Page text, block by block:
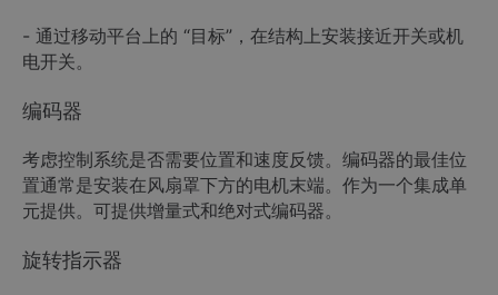
- 通过移动平台上的 “目标”，在结构上安装接近开关或机
电开关。
编码器
考虑控制系统是否需要位置和速度反馈。编码器的最佳位
置通常是安装在风扇罩下方的电机末端。作为一个集成单
元提供。可提供增量式和绝对式编码器。
旋转指示器